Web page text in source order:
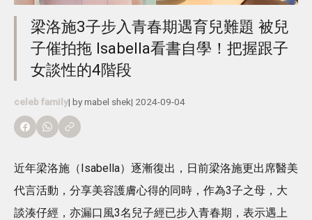
梁洛施3子步入青春期遇育兒難題 被兒
子催拍拖 Isabella看書自學！把握跟子
女談性的4階段
celeb family| bymabel shek| 2024-09-04
近年梁洛施（Isabella）逐漸復出，日前梁洛施更出席醫美
代言活動，分享美容護膚心得的同時，作為3子之母，大
談湊仔經，亦漏口風3名兒子經已步入青春期，表示遇上